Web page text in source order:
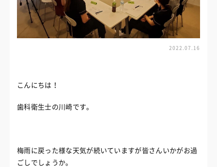
2022.07.16
こんにちは！
歯科衛生士の川崎です。
梅雨に戻った様な天気が続いていますが皆さんいかがお過
ごしでしょうか。